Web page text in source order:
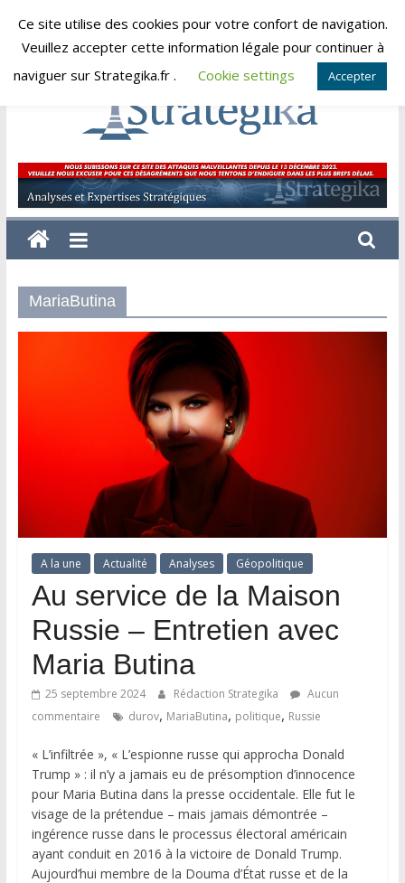
Skip
samedi, août 8, 2026
Strategika
Expertise
et
Analyses
MariaButina
A la une Actualité Analyses Géopolitique
Au service de la Maison
Russie – Entretien avec
Maria Butina
25 septembre 2024 Rédaction Strategika
Aucun
commentaire
durov, MariaButina, politique, Russie
« L’infiltrée », « L’espionne russe qui approcha Donald
Trump » : il n’y a jamais eu de présomption d’innocence
pour Maria Butina dans la presse occidentale. Elle fut le
visage de la prétendue – mais jamais démontrée –
ingérence russe dans le processus électoral américain
ayant conduit en 2016 à la victoire de Donald Trump.
Aujourd’hui membre de la Douma d’État russe et de la
Ce site utilise des cookies pour votre confort de navigation.
Veuillez accepter cette information légale pour continuer à
naviguer sur Strategika.fr .
Cookie settings Accepter